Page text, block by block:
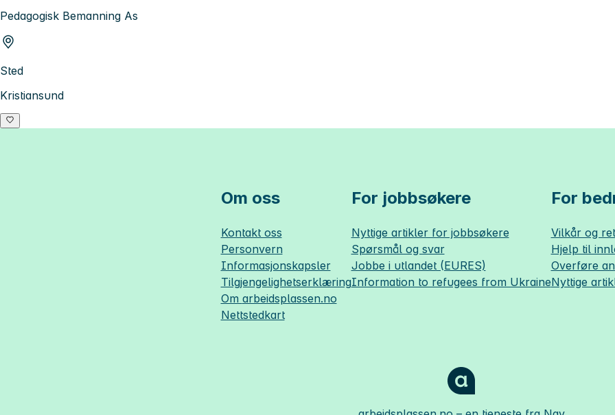
Pedagogisk Bemanning As
Sted
Kristiansund
Om oss
Kontakt oss
Personvern
Informasjonskapsler
Tilgjengelighetserklæring
Om arbeidsplassen.no
Nettstedkart
For jobbsøkere
Nyttige artikler for jobbsøkere
Spørsmål og svar
Jobbe i utlandet (EURES)
Information to refugees from Ukraine
For
Vilkår og
Hjelp til
Overføre
Nyttige